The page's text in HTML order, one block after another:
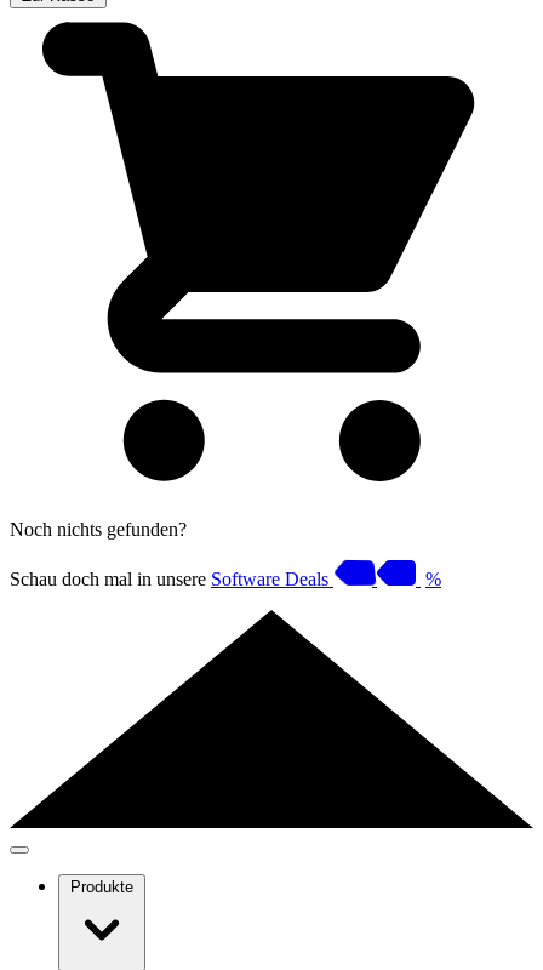
Noch nichts gefunden?
Schau doch mal in unsere Software Deals %
Produkte